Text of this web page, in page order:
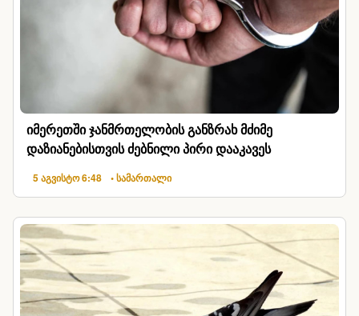
იმერეთში ჯანმრთელობის განზრახ მძიმე
დაზიანებისთვის ძებნილი პირი დააკავეს
5 აგვისტო 6:48 • სამართალი